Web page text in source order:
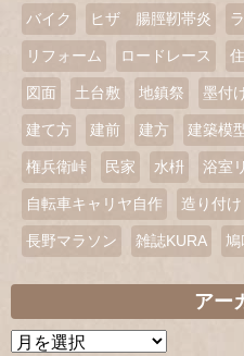
バイク ヒザ 腸脛靭帯炎
リフォーム ロードレース
図面 土台敷 地鎮祭 墨付
建て方 建前 建方 建築模
権兵衛峠 民家 水枡 浴室
自転車キャリヤ自作 造り付け
長野マラソン 雑誌KURA 鳩
アー
ア